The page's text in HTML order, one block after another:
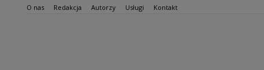
O nas Redakcja Autorzy Usługi Kontakt